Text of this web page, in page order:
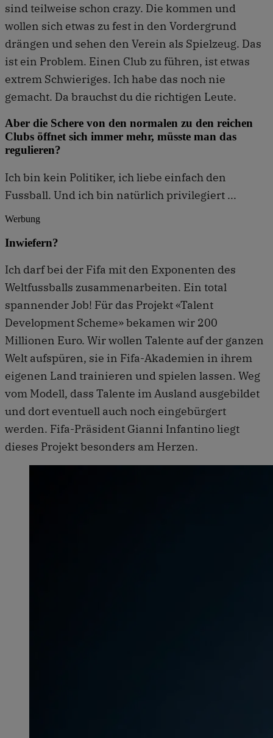
sind teilweise schon crazy. Die kommen und
wollen sich etwas zu fest in den Vordergrund
drängen und sehen den Verein als Spielzeug. Das
ist ein Problem. Einen Club zu führen, ist etwas
extrem Schwieriges. Ich habe das noch nie
gemacht. Da brauchst du die richtigen Leute.
Aber die Schere von den normalen zu den reichen
Clubs öffnet sich immer mehr, müsste man das
regulieren?
Ich bin kein Politiker, ich liebe einfach den
Fussball. Und ich bin natürlich privilegiert ...
Werbung
Inwiefern?
Ich darf bei der Fifa mit den Exponenten des
Weltfussballs zusammenarbeiten. Ein total
spannender Job! Für das Projekt «Talent
Development Scheme» bekamen wir 200
Millionen Euro. Wir wollen Talente auf der ganzen
Welt aufspüren, sie in Fifa-Akademien in ihrem
eigenen Land trainieren und spielen lassen. Weg
vom Modell, dass Talente im Ausland ausgebildet
und dort eventuell auch noch eingebürgert
werden. Fifa-Präsident Gianni Infantino liegt
dieses Projekt besonders am Herzen.